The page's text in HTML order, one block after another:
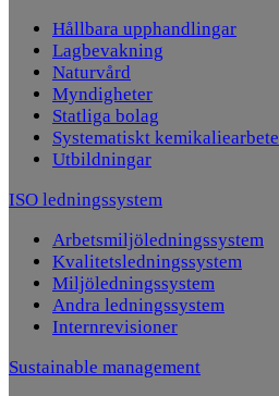
Hållbara upphandlingar
Lagbevakning
Naturvård
Myndigheter
Statliga bolag
Systematiskt kemikaliearbete
Utbildningar
ISO ledningssystem
Arbetsmiljöledningssystem
Kvalitetsledningssystem
Miljöledningssystem
Andra ledningssystem
Internrevisioner
Sustainable management